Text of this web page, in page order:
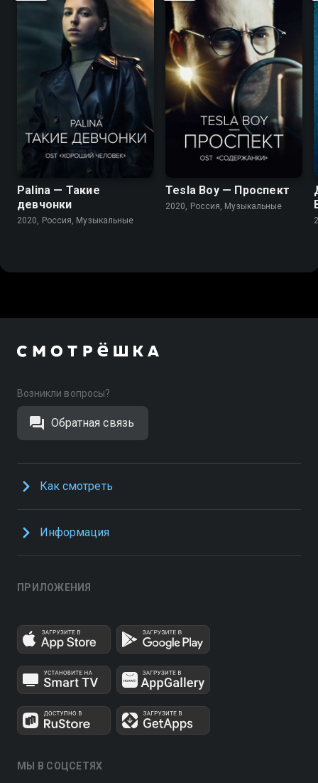
Palina — Такие
девчонки
2020, Россия, Музыкальные
Tesla Boy — Проспект
2020, Россия, Музыкальные
Возникли вопросы?
Обратная связь
Как смотреть
Информация
ПРИЛОЖЕНИЯ
МЫ В СОЦСЕТЯХ